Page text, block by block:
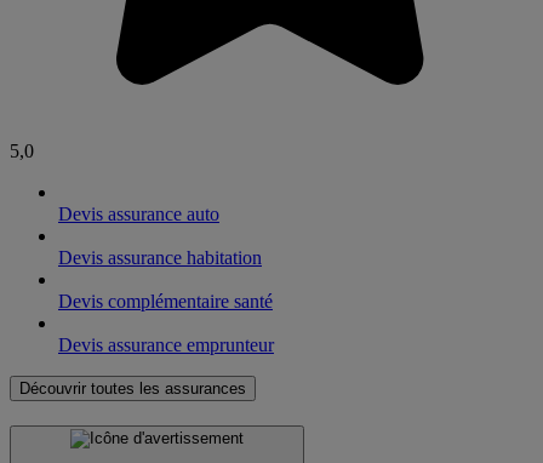
5,0
Devis assurance auto
Devis assurance habitation
Devis complémentaire santé
Devis assurance emprunteur
Découvrir toutes les assurances